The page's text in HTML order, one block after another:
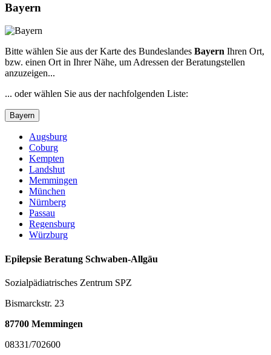
Bayern
Bitte wählen Sie aus der Karte des Bundeslandes Bayern Ihren Ort,
bzw. einen Ort in Ihrer Nähe, um Adressen der Beratungstellen
anzuzeigen...
... oder wählen Sie aus der nachfolgenden Liste:
Bayern
Augsburg
Coburg
Kempten
Landshut
Memmingen
München
Nürnberg
Passau
Regensburg
Würzburg
Epilepsie Beratung Schwaben-Allgäu
Sozialpädiatrisches Zentrum SPZ
Bismarckstr. 23
87700 Memmingen
08331/702600